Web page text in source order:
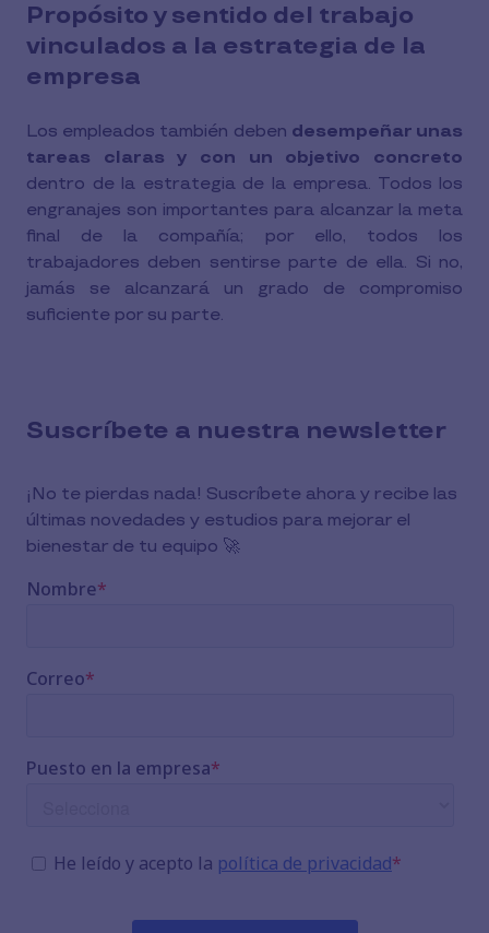
Propósito y sentido del trabajo
vinculados a la estrategia de la
empresa
Los empleados también deben desempeñar unas
tareas claras y con un objetivo concreto
dentro de la estrategia de la empresa. Todos los
engranajes son importantes para alcanzar la meta
final de la compañía; por ello, todos los
trabajadores deben sentirse parte de ella. Si no,
jamás se alcanzará un grado de compromiso
suficiente por su parte.
Suscríbete a nuestra newsletter
¡No te pierdas nada! Suscríbete ahora y recibe las
últimas novedades y estudios para mejorar el
bienestar de tu equipo 🚀